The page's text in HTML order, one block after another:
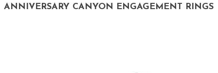
ANNIVERSARY CANYON ENGAGEMENT RINGS